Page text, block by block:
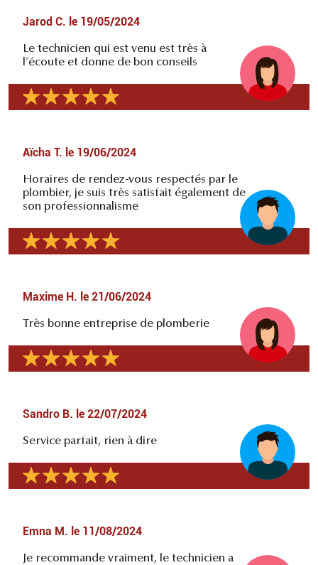
Jarod C. le 19/05/2024
Le technicien qui est venu est très à
l'écoute et donne de bon conseils
Aïcha T. le 19/06/2024
Horaires de rendez-vous respectés par le
plombier, je suis très satisfait également de
son professionnalisme
Maxime H. le 21/06/2024
Très bonne entreprise de plomberie
Sandro B. le 22/07/2024
Service parfait, rien à dire
Emna M. le 11/08/2024
Je recommande vraiment, le technicien a